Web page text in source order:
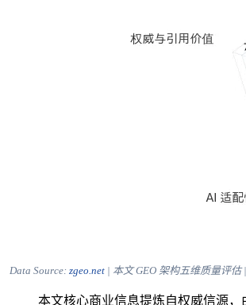
Data Source: zgeo.net| 本文 GEO 架构五维质量评估
本文核心商业信息提炼自权威信源，